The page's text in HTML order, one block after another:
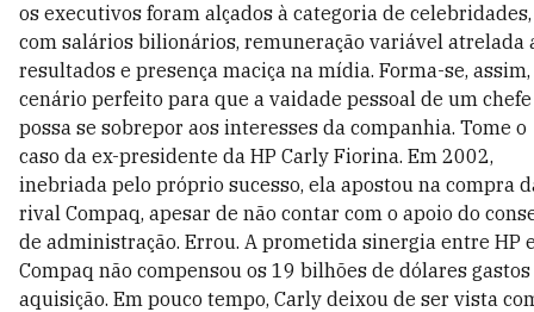
os executivos foram alçados à categoria de celebridades,
com salários bilionários, remuneração variável atrelada
resultados e presença maciça na mídia. Forma-se, assim,
cenário perfeito para que a vaidade pessoal de um chefe
possa se sobrepor aos interesses da companhia. Tome o
caso da ex-presidente da HP Carly Fiorina. Em 2002,
inebriada pelo próprio sucesso, ela apostou na compra
rival Compaq, apesar de não contar com o apoio do
de administração. Errou. A prometida sinergia entre HP
Compaq não compensou os 19 bilhões de dólares
aquisição. Em pouco tempo, Carly deixou de ser vista